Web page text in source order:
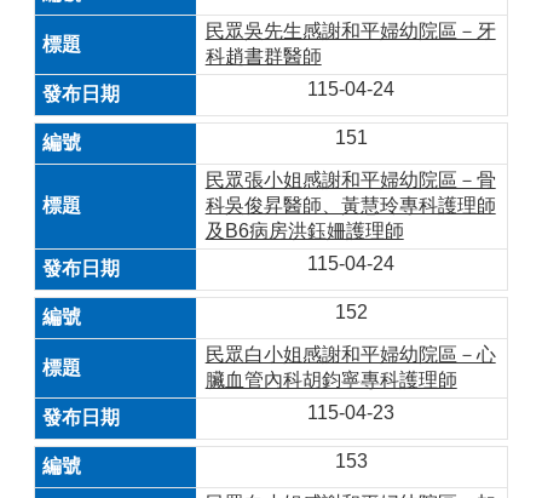
民眾吳先生感謝和平婦幼院區－牙
科趙書群醫師
115-04-24
151
民眾張小姐感謝和平婦幼院區－骨
科吳俊昇醫師、黃慧玲專科護理師
及B6病房洪鈺姍護理師
115-04-24
152
民眾白小姐感謝和平婦幼院區－心
臟血管內科胡鈞寧專科護理師
115-04-23
153